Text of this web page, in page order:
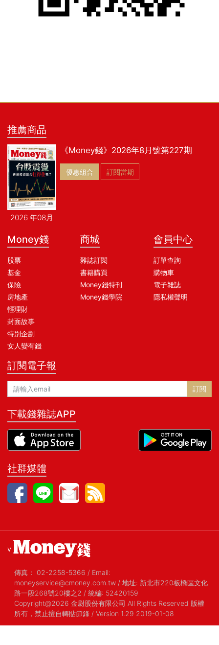
推薦商品
2026 年08月
《Money錢》2026年8月號第227期
優惠組合 訂閱當期
Money錢
股票
基金
保險
房地產
輕理財
封面故事
特別企劃
女人變有錢
商城
雜誌訂閱
書籍購買
Money錢特刊
Money錢學院
會員中心
訂單查詢
購物車
電子雜誌
隱私權聲明
訂閱電子報
訂閱
下載錢雜誌APP
社群媒體
v
傳真： 02-2258-5366 / Email:
moneyservice@cmoney.com.tw / 地址: 新北市220板橋區文化
路一段268號20樓之2 / 統編: 52420159
Copyright@2026 金尉股份有限公司 All Rights Reserved 版權
所有，禁止擅自轉貼節錄 / Version 1.29 2019-01-08